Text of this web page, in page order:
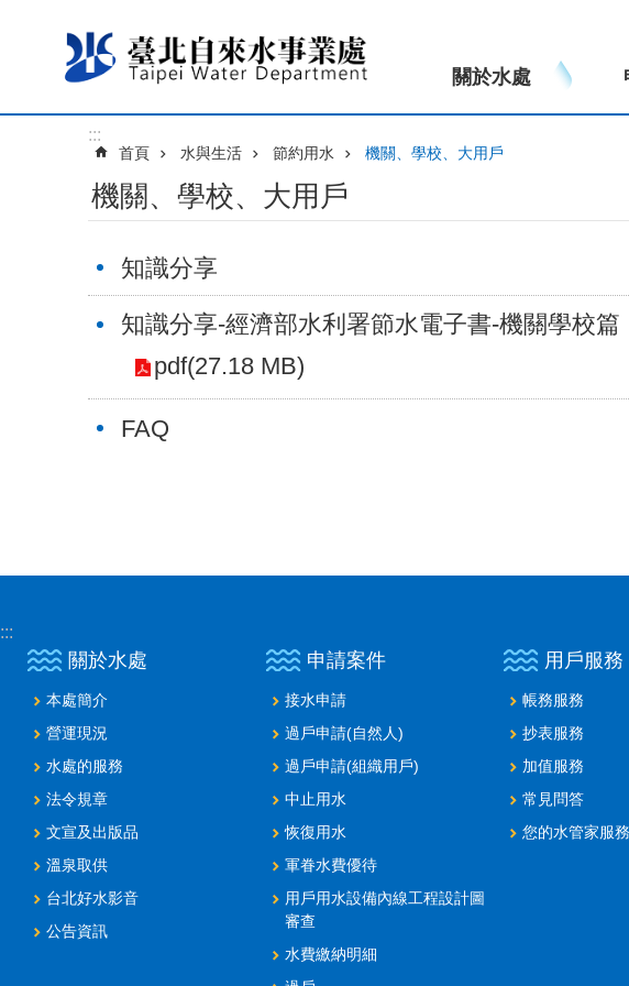
關於水處
:::
首頁 水與生活 節約用水 機關、學校、大用戶
機關、學校、大用戶
知識分享
知識分享-經濟部水利署節水電子書-機關學校篇
pdf(27.18 MB)
FAQ
:::
關於水處
本處簡介
營運現況
水處的服務
法令規章
文宣及出版品
溫泉取供
台北好水影音
公告資訊
申請案件
接水申請
過戶申請(自然人)
過戶申請(組織用戶)
中止用水
恢復用水
軍眷水費優待
用戶用水設備內線工程設計圖
審查
水費繳納明細
用戶服務
帳務服務
抄表服務
加值服務
常見問答
您的水管家服務